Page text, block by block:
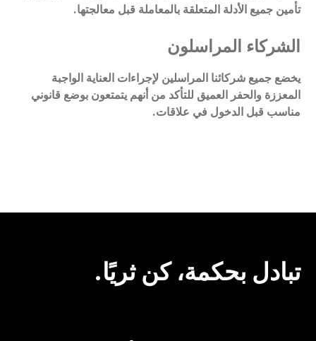
تأمين جميع الأدلة المتعلقة بالمعاملة قبل معالجتها.
الشركاء المراسلون
يخضع جميع شركائنا المراسلين لإجراءات العناية الواجبة
المعززة والحفر العميق للتأكد من أنهم يتمتعون بوضع قانوني
مناسب قبل الدخول في علاقات.
تبادل بحكمة، كن ثريًا.